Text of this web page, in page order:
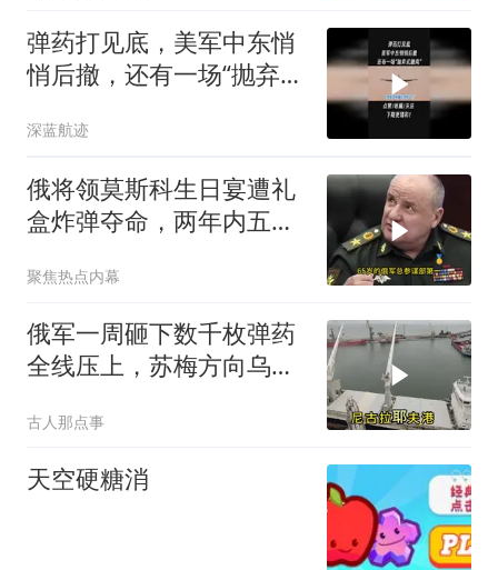
弹药打见底，美军中东悄
悄后撤，还有一场“抛弃式
深蓝航迹
俄将领莫斯科生日宴遭礼
盒炸弹夺命，两年内五人
聚焦热点内幕
俄军一周砸下数千枚弹药
全线压上，苏梅方向乌军
古人那点事
天空硬糖消